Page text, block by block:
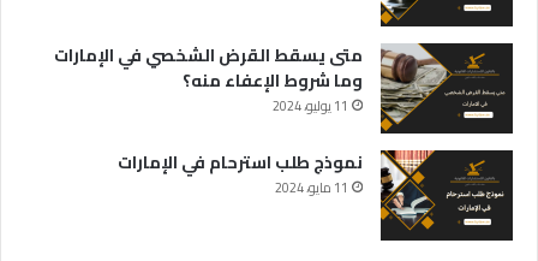
متى يسقط القرض الشخصي في الإمارات
وما شروط الإعفاء منه؟
11 يوليو، 2024
نموذج طلب استرحام في الإمارات
11 مايو، 2024